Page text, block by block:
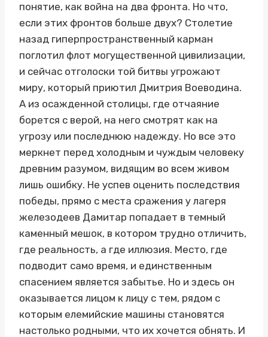
понятие, как война на два фронта. Но что,
если этих фронтов больше двух? Столетие
назад гиперпространственный карман
поглотил флот могущественной цивилизации,
и сейчас отголоски той битвы угрожают
миру, который приютил Дмитрия Воеводина.
А из осажденной столицы, где отчаяние
борется с верой, на него смотрят как на
угрозу или последнюю надежду. Но все это
меркнет перед холодным и чуждым человеку
древним разумом, видящим во всем живом
лишь ошибку. Не успев оценить последствия
победы, прямо с места сражения у лагеря
железодеев Дамитар попадает в темный
каменный мешок, в котором трудно отличить,
где реальность, а где иллюзия. Место, где
подводит само время, и единственным
спасением является забытье. Но и здесь он
оказывается лицом к лицу с тем, рядом с
которым елемийские машины становятся
настолько родными, что их хочется обнять. И